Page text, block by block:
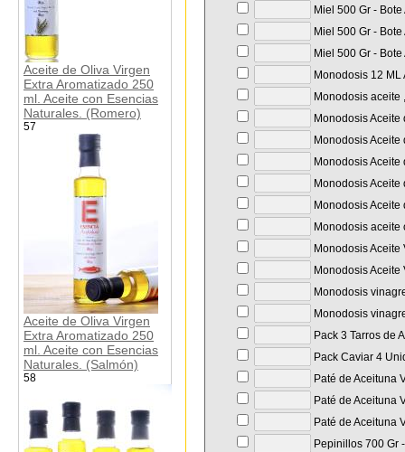
Aceite de Oliva Virgen
Extra Aromatizado 250
ml. Aceite con Esencias
Naturales. (Romero)
57
Aceite de Oliva Virgen
Extra Aromatizado 250
ml. Aceite con Esencias
Naturales. (Salmón)
58
Miel 500 Gr -
Miel 500 Gr -
Miel 500 Gr -
Monodosis 12
Monodosis aceite
Monodosis
Monodosis
Monodosis
Monodosis
Monodosis
Monodosis aceite
Monodosis
Monodosis
Monodosis
Monodosis
Pack 3 Tarros de
Pack Caviar 4
Paté de Aceituna
Paté de Aceituna
Paté de Aceituna
Pepinillos 700 Gr